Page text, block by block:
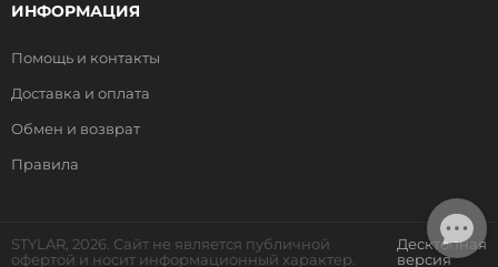
ИНФОРМАЦИЯ
Помощь и контакты
Доставка и оплата
Обмен и возврат
Правила
STYLAR, 2026. Сайт не является публичной
офертой и носит информационный характер.
Десктопная
версия